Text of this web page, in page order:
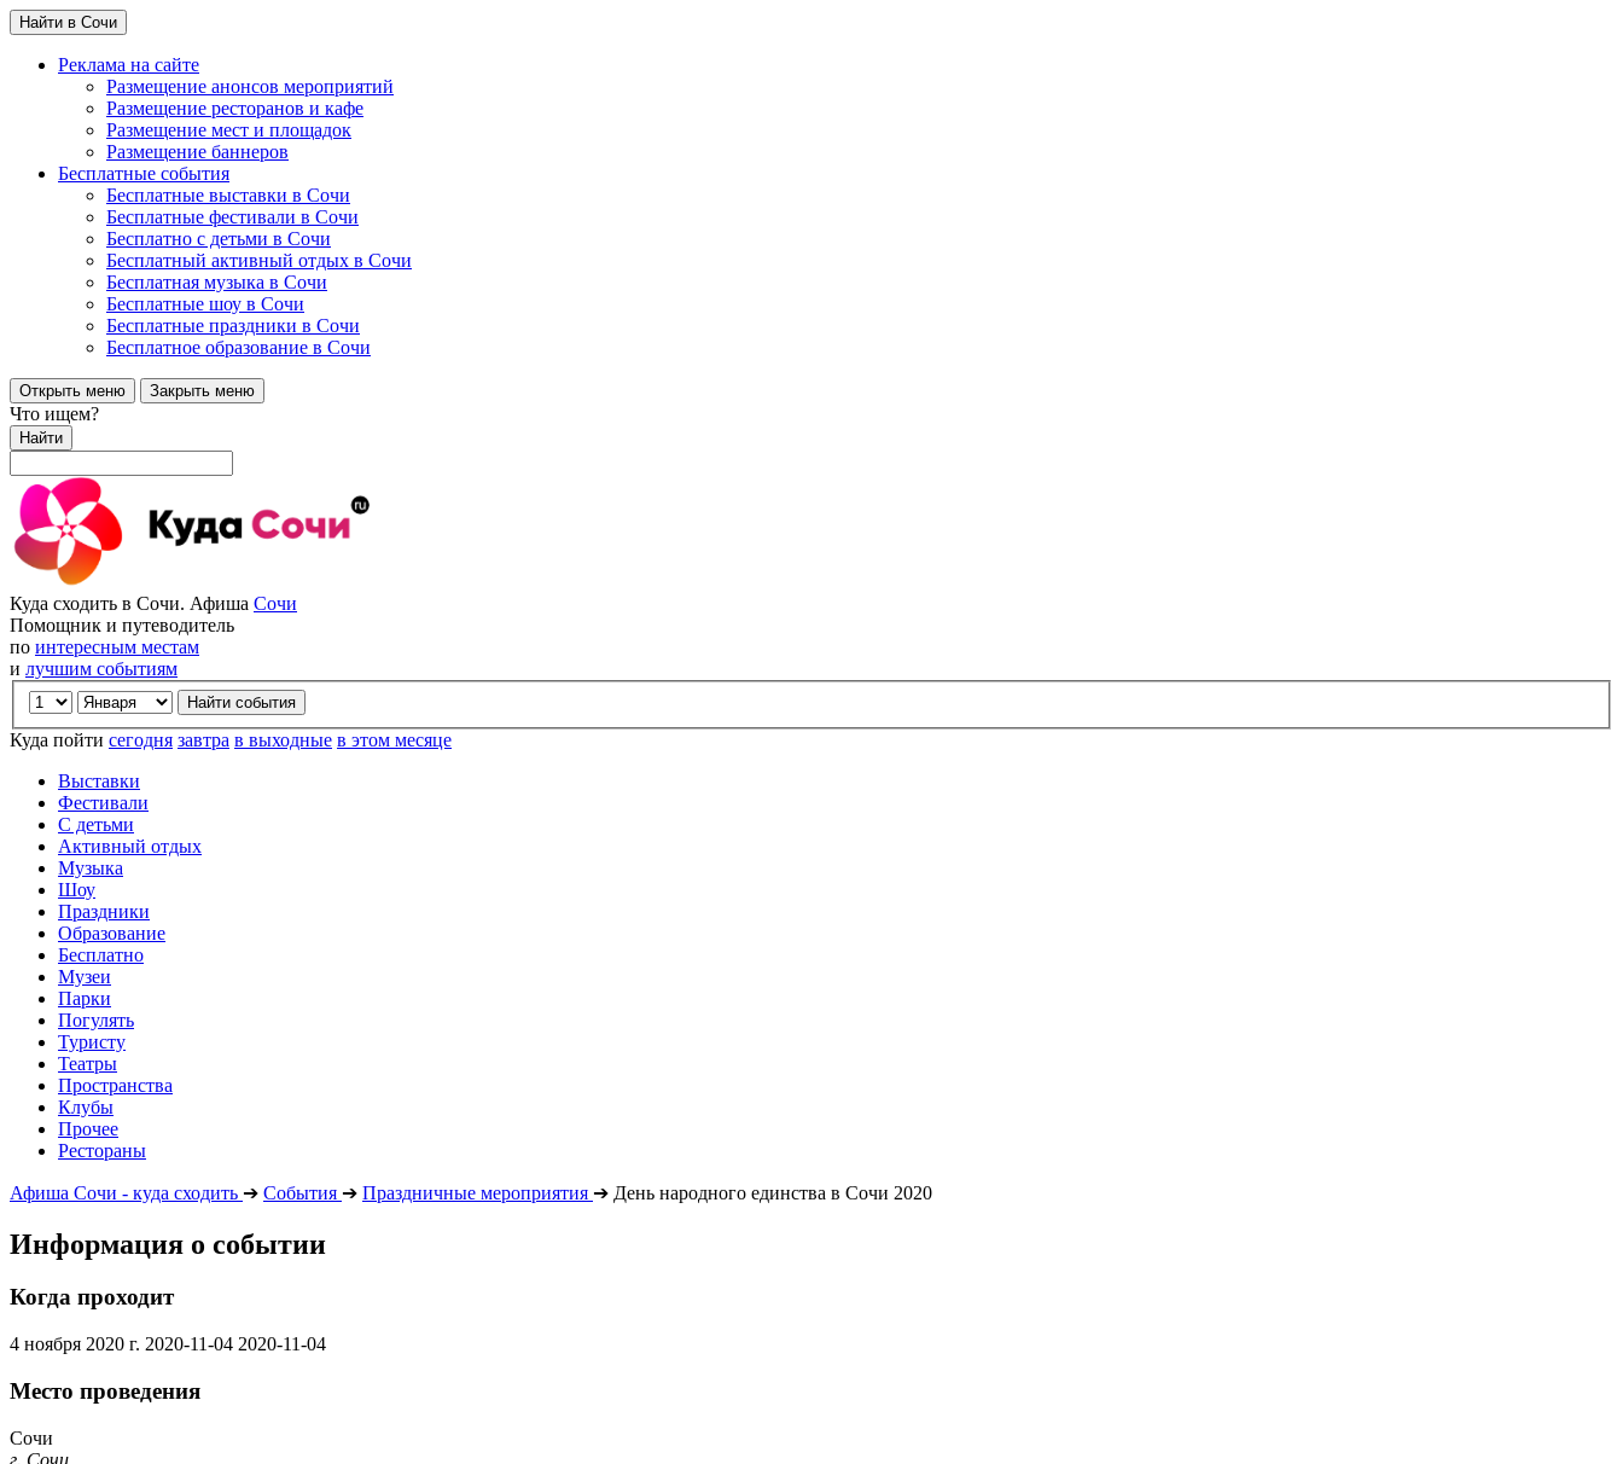
Найти в Сочи
Реклама на сайте
Размещение анонсов мероприятий
Размещение ресторанов и кафе
Размещение мест и площадок
Размещение баннеров
Бесплатные события
Бесплатные выставки в Сочи
Бесплатные фестивали в Сочи
Бесплатно с детьми в Сочи
Бесплатный активный отдых в Сочи
Бесплатная музыка в Сочи
Бесплатные шоу в Сочи
Бесплатные праздники в Сочи
Бесплатное образование в Сочи
Открыть меню Закрыть меню
Что ищем?
Найти
Куда сходить в Сочи. Афиша Сочи
Помощник и путеводитель
по интересным местам
и лучшим событиям
Куда пойти сегодня завтра в выходные в этом месяце
Выставки
Фестивали
С детьми
Активный отдых
Музыка
Шоу
Праздники
Образование
Бесплатно
Музеи
Парки
Погулять
Туристу
Театры
Пространства
Клубы
Прочее
Рестораны
Афиша Сочи - куда сходить ➔ События ➔ Праздничные мероприятия ➔ День народного единства в Сочи 2020
Информация о событии
Когда проходит
4 ноября 2020 г. 2020-11-04 2020-11-04
Место проведения
Сочи
г. Сочи